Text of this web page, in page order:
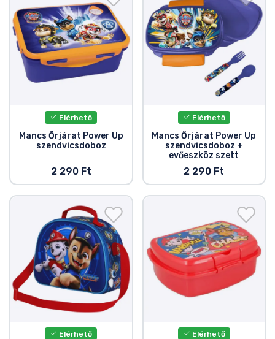
Elérhető
Mancs Őrjárat Power Up
szendvicsdoboz
2 290 Ft
Elérhető
Mancs Őrjárat Power Up
szendvicsdoboz +
evőeszköz szett
2 290 Ft
Elérhető Elérhető